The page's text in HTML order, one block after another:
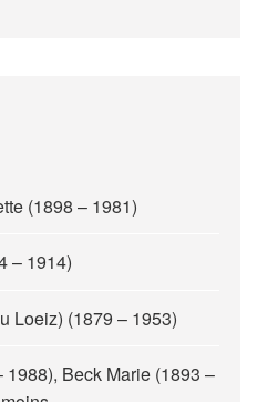
(1898 – 1981)
– 1914)
Loeiz) (1879 – 1953)
Beck Marie (1893 –